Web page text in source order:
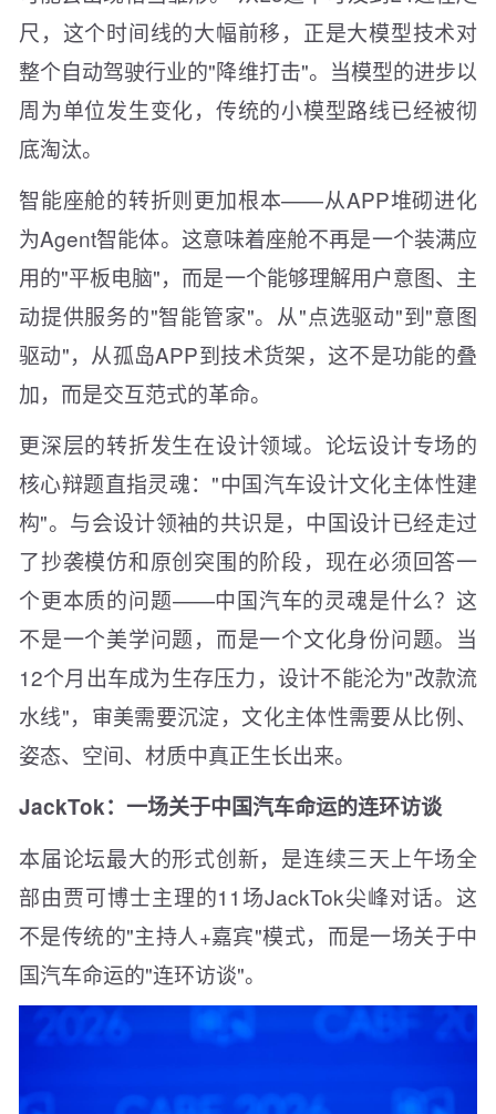
尺，这个时间线的大幅前移，正是大模型技术对
整个自动驾驶行业的"降维打击"。当模型的进步以
周为单位发生变化，传统的小模型路线已经被彻
底淘汰。
智能座舱的转折则更加根本——从APP堆砌进化
为Agent智能体。这意味着座舱不再是一个装满应
用的"平板电脑"，而是一个能够理解用户意图、主
动提供服务的"智能管家"。从"点选驱动"到"意图
驱动"，从孤岛APP到技术货架，这不是功能的叠
加，而是交互范式的革命。
更深层的转折发生在设计领域。论坛设计专场的
核心辩题直指灵魂："中国汽车设计文化主体性建
构"。与会设计领袖的共识是，中国设计已经走过
了抄袭模仿和原创突围的阶段，现在必须回答一
个更本质的问题——中国汽车的灵魂是什么？这
不是一个美学问题，而是一个文化身份问题。当
12个月出车成为生存压力，设计不能沦为"改款流
水线"，审美需要沉淀，文化主体性需要从比例、
姿态、空间、材质中真正生长出来。
JackTok：一场关于中国汽车命运的连环访谈
本届论坛最大的形式创新，是连续三天上午场全
部由贾可博士主理的11场JackTok尖峰对话。这
不是传统的"主持人+嘉宾"模式，而是一场关于中
国汽车命运的"连环访谈"。